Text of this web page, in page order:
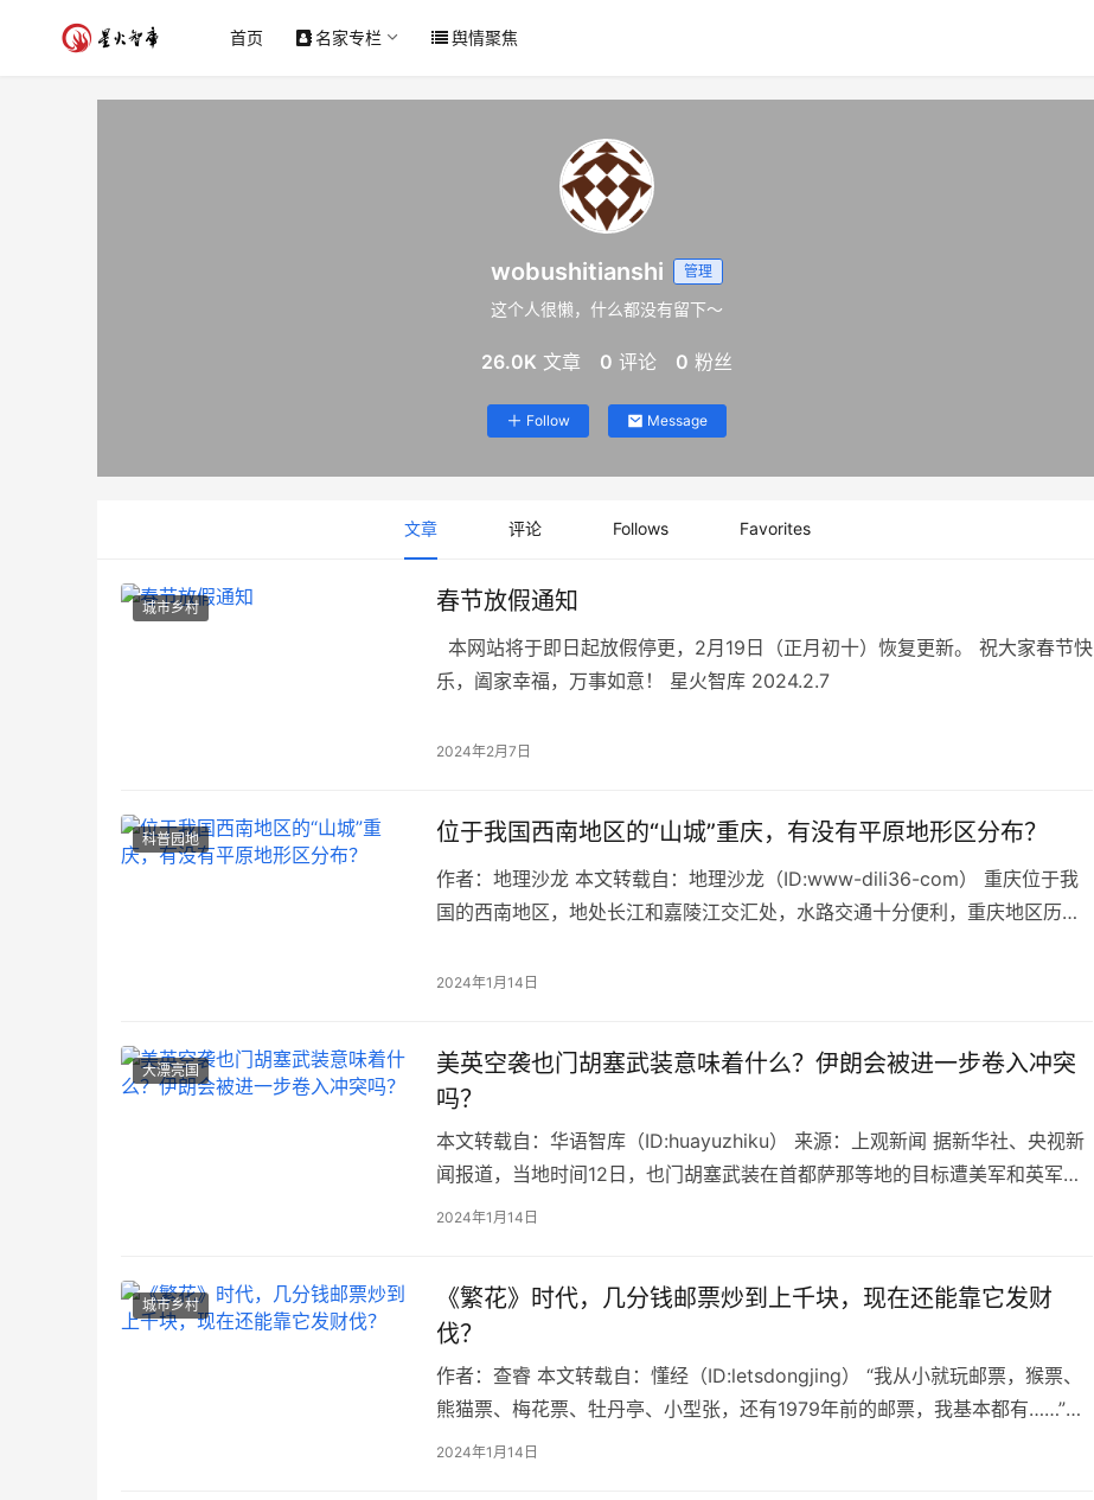
首页 名家专栏 舆情聚焦
wobushitianshi 管理
这个人很懒，什么都没有留下～
26.0K 文章 0 评论 0 粉丝
Follow Message
文章 评论 Follows Favorites
城市乡村 春节放假通知
本网站将于即日起放假停更，2月19日（正月初十）恢复更新。 祝大家春节快
乐，阖家幸福，万事如意！ 星火智库 2024.2.7
2024年2月7日
科普园地 位于我国西南地区的“山城”重庆，有没有平原地形区分布？
作者：地理沙龙 本文转载自：地理沙龙（ID:www-dili36-com） 重庆位于我
国的西南地区，地处长江和嘉陵江交汇处，水路交通十分便利，重庆地区历史
2024年1月14日
大漂亮国
美英空袭也门胡塞武装意味着什么？伊朗会被进一步卷入冲突
吗？
本文转载自：华语智库（ID:huayuzhiku） 来源：上观新闻 据新华社、央视新
闻报道，当地时间12日，也门胡塞武装在首都萨那等地的目标遭美军和英军空
袭。胡塞武装对此回应称，美…
2024年1月14日
城市乡村
《繁花》时代，几分钱邮票炒到上千块，现在还能靠它发财
伐？
作者：查睿 本文转载自：懂经（ID:letsdongjing） “我从小就玩邮票，猴票、
熊猫票、梅花票、牡丹亭、小型张，还有1979年前的邮票，我基本都有……”在
《繁花》中，阿宝对…
2024年1月14日